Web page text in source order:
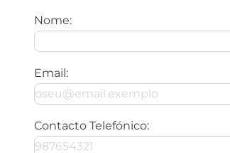
Nome:
Email:
Contacto Telefónico: